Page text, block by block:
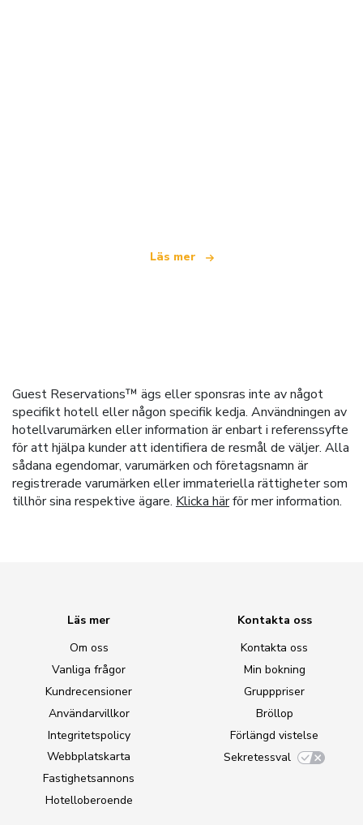
Läs mer
Guest Reservations™ ägs eller sponsras inte av något
specifikt hotell eller någon specifik kedja. Användningen av
hotellvarumärken eller information är enbart i referenssyfte
för att hjälpa kunder att identifiera de resmål de väljer. Alla
sådana egendomar, varumärken och företagsnamn är
registrerade varumärken eller immateriella rättigheter som
tillhör sina respektive ägare. Klicka härför mer information.
Läs mer
Om oss
Vanliga frågor
Kundrecensioner
Användarvillkor
Integritetspolicy
Webbplatskarta
Fastighetsannons
Hotelloberoende
Kontakta oss
Kontakta oss
Min bokning
Grupppriser
Bröllop
Förlängd vistelse
Sekretessval